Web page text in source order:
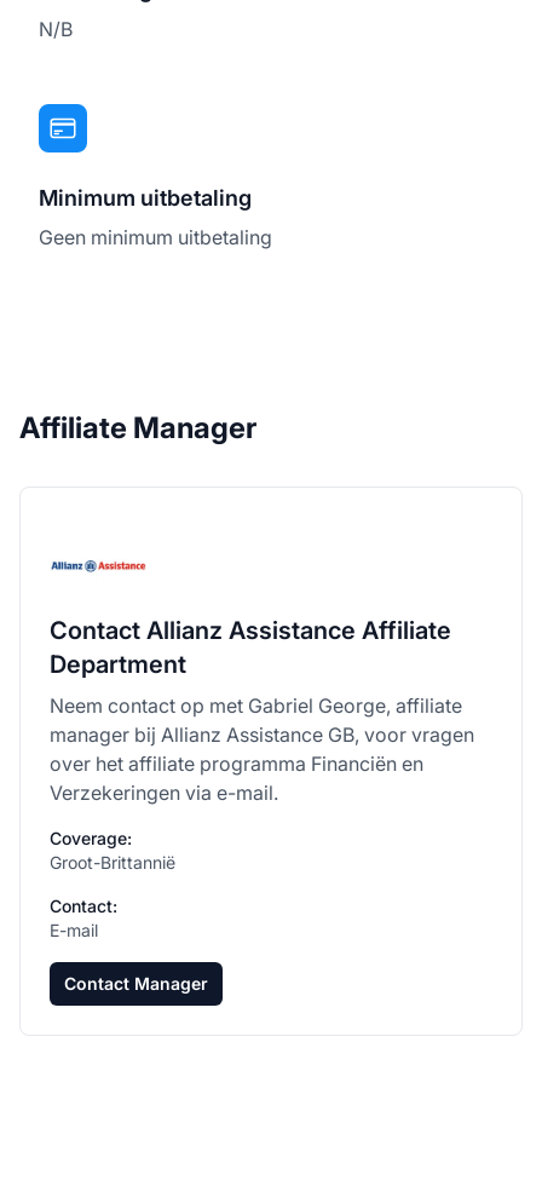
N/B
Minimum uitbetaling
Geen minimum uitbetaling
Affiliate Manager
Contact Allianz Assistance Affiliate
Department
Neem contact op met Gabriel George, affiliate
manager bij Allianz Assistance GB, voor vragen
over het affiliate programma Financiën en
Verzekeringen via e-mail.
Coverage:
Groot-Brittannië
Contact:
E-mail
Contact Manager